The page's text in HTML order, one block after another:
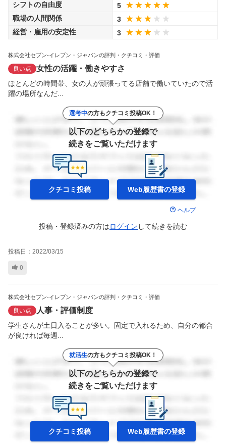
シフトの自由度
5
職場の人間関係
3
経営・雇用の安定性
3
株式会社セブン-イレブン・ジャパンの評判・クチコミ・評価
良い点 女性の活躍・働きやすさ
ほとんどの時間帯、女の人が頑張ってる店舗で働いていたので活
躍の場所なんだ...
選考中の方もクチコミ投稿OK！
以下のどちらかの登録で
続きをご覧いただけます
クチコミ投稿 Web履歴書の登録
ヘルプ
投稿・登録済みの方はログイン して続きを読む
投稿日： 2022/03/15
0
株式会社セブン-イレブン・ジャパンの評判・クチコミ・評価
良い点 人事・評価制度
学生さんが土日入ることが多い。固定で入れるため、自分の都合
が良ければ毎週...
就活生の方もクチコミ投稿OK！
以下のどちらかの登録で
続きをご覧いただけます
クチコミ投稿 Web履歴書の登録